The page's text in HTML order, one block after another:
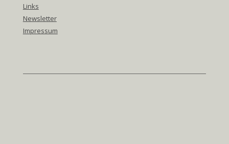
Links
Newsletter
Impressum